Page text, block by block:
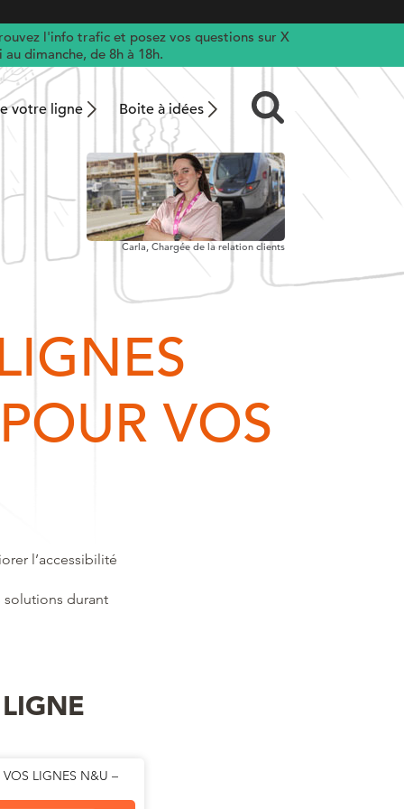
l'info trafic et posez vos questions sur X
dimanche, de 8h à 18h.
votre ligne Boite à idées
Carla, Chargée de la relation clients
VOS
l’accessibilité
solutions durant
VOS LIGNES N&U –